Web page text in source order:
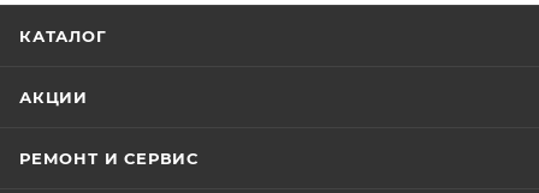
КАТАЛОГ
АКЦИИ
РЕМОНТ И СЕРВИС